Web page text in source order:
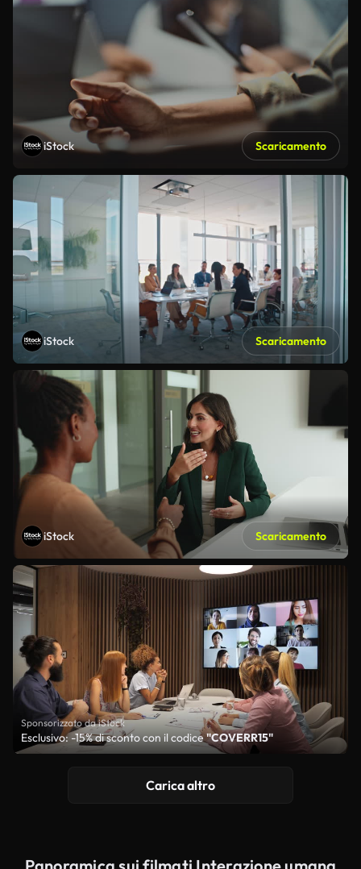
iStock Scaricamento
iStock Scaricamento
iStock Scaricamento
Sponsorizzato da iStock
Esclusivo: -15% di sconto con il codice"COVERR15"
Carica altro